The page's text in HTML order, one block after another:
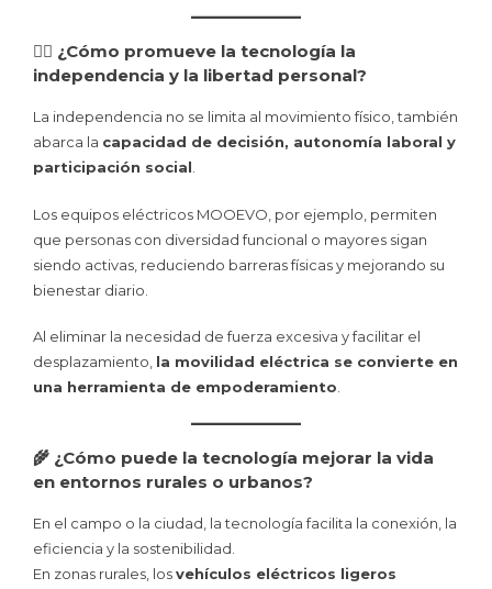
🧍‍♀️ ¿Cómo promueve la tecnología la
independencia y la libertad personal?
La independencia no se limita al movimiento físico, también
abarca la capacidad de decisión, autonomía laboral y
participación social
Los equipos eléctricos MOOEVO, por ejemplo, permiten
que personas con diversidad funcional o mayores sigan
siendo activas, reduciendo barreras físicas y mejorando su
bienestar diario.
Al eliminar la necesidad de fuerza excesiva y facilitar el
desplazamiento, la movilidad eléctrica se convierte en
una herramienta de empoderamiento
🌾 ¿Cómo puede la tecnología mejorar la vida
en entornos rurales o urbanos?
En el campo o la ciudad, la tecnología facilita la conexión, la
eficiencia y la sostenibilidad.
En zonas rurales, losvehículos eléctricos ligeros